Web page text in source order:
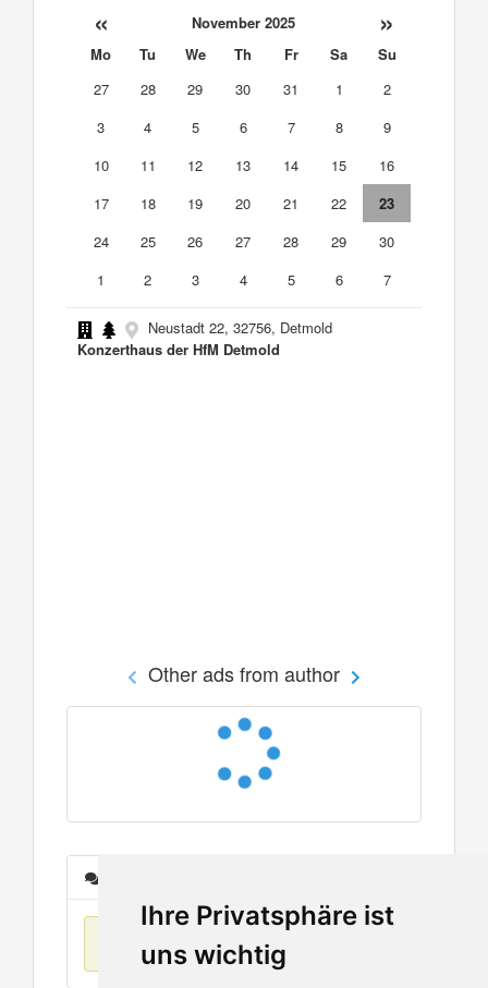
Ihre Privatsphäre ist
uns wichtig
« November 2025 »
Mo Tu We Th Fr Sa
Su
27
28 29 30 31 1
2
3
4 5 6 7 8
9
10
11 12 13 14 15
16
17
18 19 20 21 22
23
24
25 26 27 28 29
30
1
2 3 4 5 6 7
Neustadt 22, 32756, Detmold
Konzerthaus der HfM Detmold
Other ads from author
No items found